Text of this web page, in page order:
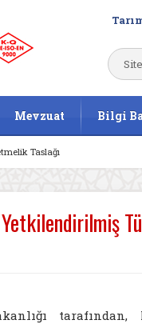
Mevzuat Bilgi
Taslağı
Yetkilendirilmiş
tarafından,